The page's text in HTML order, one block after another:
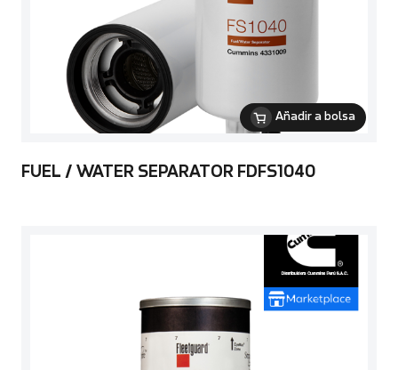
Añadir a bolsa
FUEL / WATER SEPARATOR FDFS1040